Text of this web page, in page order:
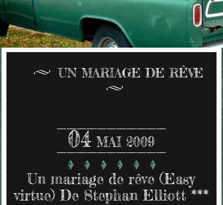
UN MARIAGE DE RÊVE
04 MAI 2009
Un mariage de rêve (Easy
virtue) De Stephan Elliott ***